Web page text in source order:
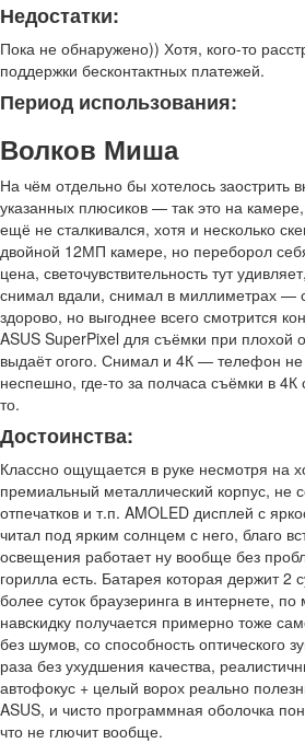
Недостатки:
Пока не обнаружено)) Хотя, кого-то
поддержки бесконтактных платежей.
Период использования:
Волков Миша
На чём отдельно бы хотелось
указанных плюсиков — так это на
ещё не сталкивался, хотя и несколько
двойной 12МП камере, но переборол
цена, светочувствительность тут
снимал вдали, снимал в миллиметрах —
здорово, но выгоднее всего смотрится
ASUS SuperPixel для съёмки при плохой
выдаёт огого. Снимал и 4К — телефон не
неспешно, где-то за полчаса съёмки в 4К
то.
Достоинства:
Классно ощущается в руке несмотря на
премиальный металлический корпус, не
отпечатков и т.п. AMOLED дисплей с
читал под ярким солнцем с него, благо
освещения работает ну вообще без
горилла есть. Батарея которая держит 2
более суток браузеринга в интернете,
навскидку получается примерно тоже
без шумов, со способность оптического
раза без ухудшения качества,
автофокус + целый ворох реально
ASUS, и чисто программная оболочка
что не глючит вообще.